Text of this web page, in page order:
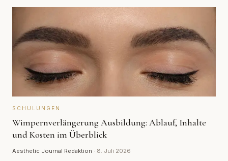
SCHULUNGEN
Wimpernverlängerung Ausbildung: Ablauf, Inhalte
und Kosten im Überblick
Aesthetic Journal Redaktion · 8. Juli 2026